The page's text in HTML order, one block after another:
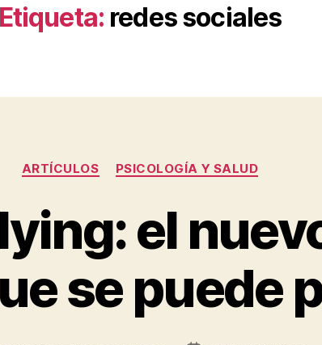
Etiqueta: redes sociales
ARTÍCULOS PSICOLOGÍA Y SALUD
el
se puede